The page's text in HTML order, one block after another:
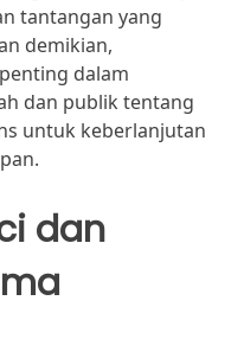
tantangan yang
demikian,
dalam
dan publik tentang
untuk keberlanjutan
dan